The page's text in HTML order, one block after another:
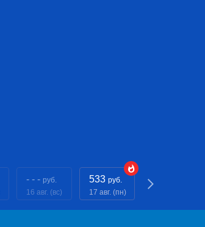
- - - руб.
16 авг. (вс)
533 руб.
17 авг. (пн)